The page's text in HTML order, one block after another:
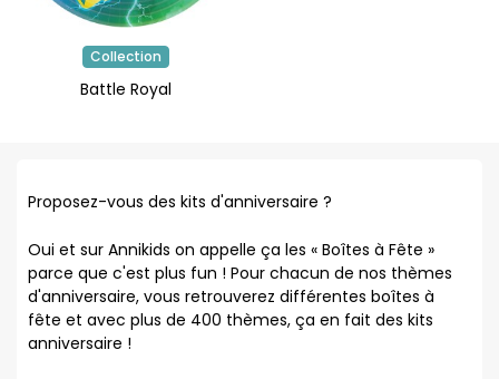
Collection
Battle Royal
Proposez-vous des kits d'anniversaire ?
Oui et sur Annikids on appelle ça les « Boîtes à Fête »
parce que c'est plus fun ! Pour chacun de nos thèmes
d'anniversaire, vous retrouverez différentes boîtes à
fête et avec plus de 400 thèmes, ça en fait des kits
anniversaire !